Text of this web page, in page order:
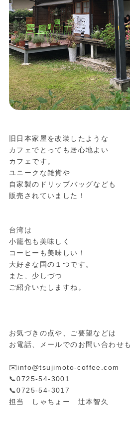
旧日本家屋を改装したような
カフェでとっても居心地よい
カフェです。
ユニークな雑貨や
自家製のドリップバッグなども
販売されていました！
台湾は
小籠包も美味しく
コーヒーも美味しい！
大好きな国の１つです。
また、少しづつ
ご紹介いたしますね。
お気づきの点や、ご要望などは
お電話、メールでのお問い合わせ
✉️info@tsujimoto-coffee.com
📞0725-54-3001
📞0725-54-3017
担当 しゃちょー 辻本智久